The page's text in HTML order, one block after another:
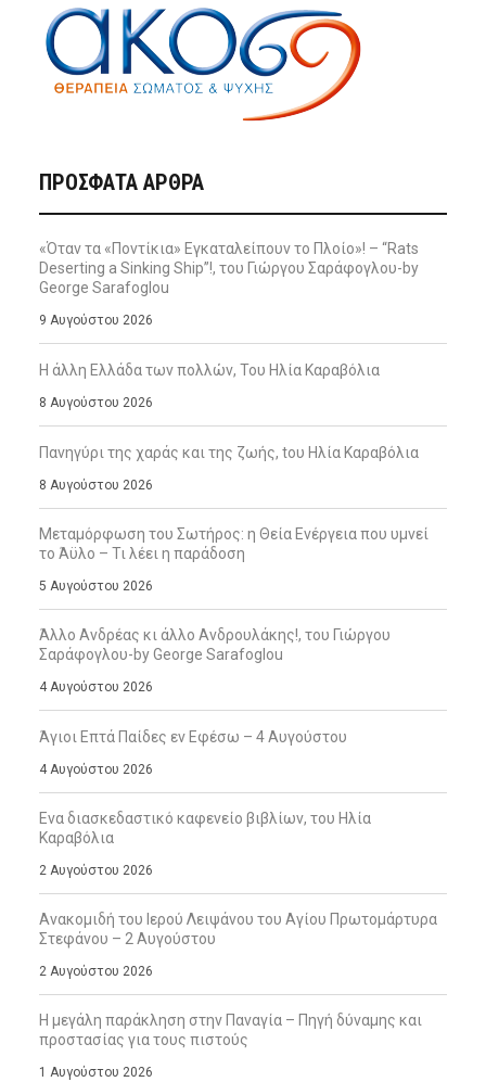
ΠΡΌΣΦΑΤΑ ΆΡΘΡΑ
«Όταν τα «Ποντίκια» Εγκαταλείπουν το Πλοίο»! – “Rats
Deserting a Sinking Ship”!, του Γιώργου Σαράφογλου-by
George Sarafoglou
9 Αυγούστου 2026
Η άλλη Ελλάδα των πολλών, Του Ηλία Καραβόλια
8 Αυγούστου 2026
Πανηγύρι της χαράς και της ζωής, tου Ηλία Καραβόλια
8 Αυγούστου 2026
Μεταμόρφωση του Σωτήρος: η Θεία Ενέργεια που υμνεί
το Άϋλο – Τι λέει η παράδοση
5 Αυγούστου 2026
Άλλο Ανδρέας κι άλλο Ανδρουλάκης!, του Γιώργου
Σαράφογλου-by George Sarafoglou
4 Αυγούστου 2026
Άγιοι Επτά Παίδες εν Εφέσω – 4 Αυγούστου
4 Αυγούστου 2026
Ενα διασκεδαστικό καφενείο βιβλίων, του Ηλία
Καραβόλια
2 Αυγούστου 2026
Ανακομιδή του Ιερού Λειψάνου του Αγίου Πρωτομάρτυρα
Στεφάνου – 2 Αυγούστου
2 Αυγούστου 2026
Η μεγάλη παράκληση στην Παναγία – Πηγή δύναμης και
προστασίας για τους πιστούς
1 Αυγούστου 2026